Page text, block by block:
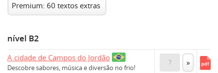
Premium: 60 textos extras
nível B2
A cidade de Campos do Jordão
Descobre sabores, música e diversão no frio!
? »